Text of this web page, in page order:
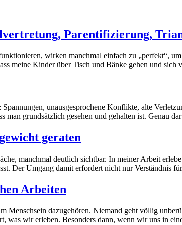
Parentifizierung,
wirken manchmal einfach zu „perfekt“,
meine Kinder über Tisch und Bänke gehen und
unausgesprochene Konflikte, alte
man grundsätzlich gesehen und gehalten ist. Genau
geraten
manchmal deutlich sichtbar. In meiner Arbeit
Der Umgang damit erfordert nicht nur Verständnis
Arbeiten
Menschsein dazugehören. Niemand geht völlig
was wir erleben. Besonders dann, wenn wir uns in